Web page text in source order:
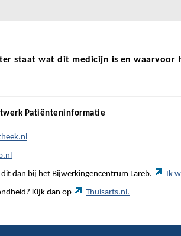
staat wat dit medicijn is en waarvoor
Patiënteninformatie
dan bij het Bijwerkingencentrum Lareb. Ik
Kijk dan op Thuisarts.nl.